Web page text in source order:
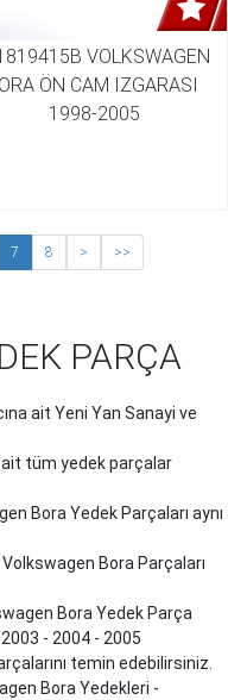
VOLKSWAGEN
ÖN CAM IZGARASI
1998-2005
7 8 > >>
PARÇA
ait Yeni Yan Sanayi ve
ait tüm yedek parçalar
Bora Yedek Parçaları aynı
Bora Parçaları
Bora Yedek Parça
2003 - 2004 - 2005
temin edebilirsiniz.
Bora Yedekleri -